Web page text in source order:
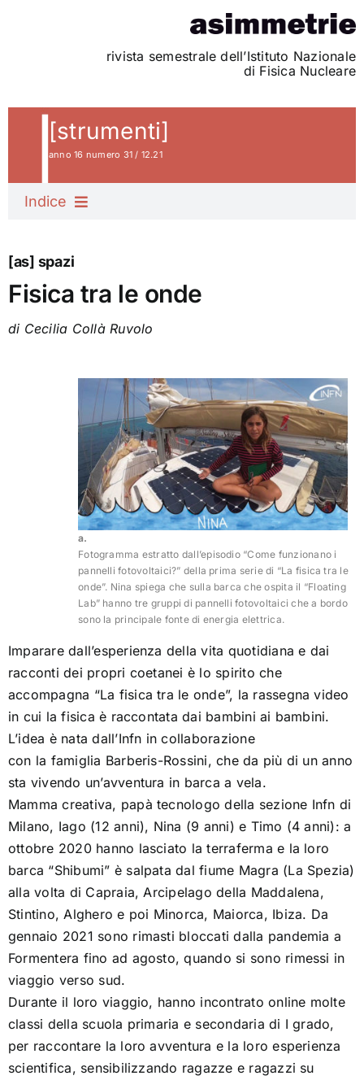
rivista semestrale dell’Istituto Nazionale
di Fisica Nucleare
[strumenti]
anno 16 numero 31 / 12.21
Indice
La cassetta degli attrezzi
Megamacchine per il microcosmo
Disegnare percorsi invisibili
Particelle in cerca di identità
Flash and chips
Vedere oltre la luce
Mostra le tue debolezze
Ascoltando la sinfonia dell’universo
Strumenti informatici
[as] radici – Tu mi fai girar
[as] intersezioni – La fisica va dal medico
[as] traiettorie – Parola alle emulsioni nucleari
[as] riflessi – Sinergie
[as] con altri occhi – Dissonanze
[as] spazi
Fisica tra le onde
di Cecilia Collà Ruvolo
a.
Fotogramma estratto dall’episodio “Come funzionano i
pannelli fotovoltaici?” della prima serie di “La fisica tra le
onde”. Nina spiega che sulla barca che ospita il “Floating
Lab” hanno tre gruppi di pannelli fotovoltaici che a bordo
sono la principale fonte di energia elettrica.
Imparare dall’esperienza della vita quotidiana e dai
racconti dei propri coetanei è lo spirito che
accompagna “La fisica tra le onde”, la rassegna video
in cui la fisica è raccontata dai bambini ai bambini.
L’idea è nata dall’Infn in collaborazione
con la famiglia Barberis-Rossini, che da più di un anno
sta vivendo un’avventura in barca a vela.
Mamma creativa, papà tecnologo della sezione Infn di
Milano, Iago (12 anni), Nina (9 anni) e Timo (4 anni): a
ottobre 2020 hanno lasciato la terraferma e la loro
barca “Shibumi” è salpata dal fiume Magra (La Spezia)
alla volta di Capraia, Arcipelago della Maddalena,
Stintino, Alghero e poi Minorca, Maiorca, Ibiza. Da
gennaio 2021 sono rimasti bloccati dalla pandemia a
Formentera fino ad agosto, quando si sono rimessi in
viaggio verso sud.
Durante il loro viaggio, hanno incontrato online molte
classi della scuola primaria e secondaria di I grado,
per raccontare la loro avventura e la loro esperienza
scientifica, sensibilizzando ragazze e ragazzi su